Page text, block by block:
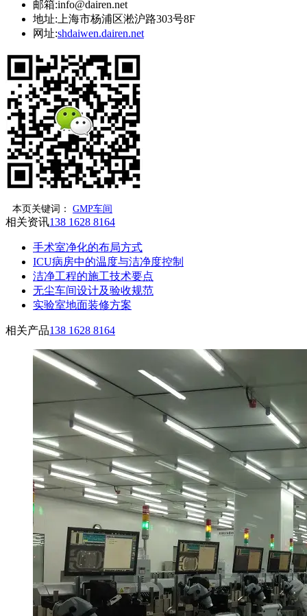
邮箱:info@dairen.net
地址: 上海市杨浦区淞沪路303号8F
网址:shdaiwen.dairen.net
本页关键词： GMP车间
相关资讯138 1628 8164
手术室净化的布局方式
ICU病房中的温度与洁净度控制
洁净工程的施工技术要点
无尘车间设计及验收规范
实验室地面装修方案
相关产品138 1628 8164